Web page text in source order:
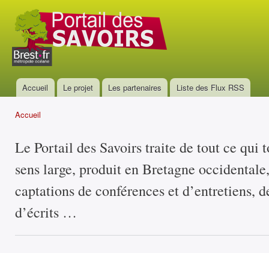
Portail
des
savoirs
Menu principal
Accueil Le projet Les partenaires Liste des Flux RSS
Accueil
Le Portail des Savoirs traite de tout ce qui
sens large, produit en Bretagne
captations de conférences et d’entretiens,
d’écrits …